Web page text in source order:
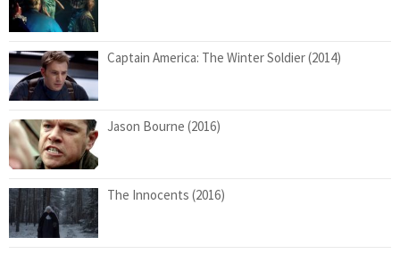
Captain America: The Winter Soldier (2014)
Jason Bourne (2016)
The Innocents (2016)